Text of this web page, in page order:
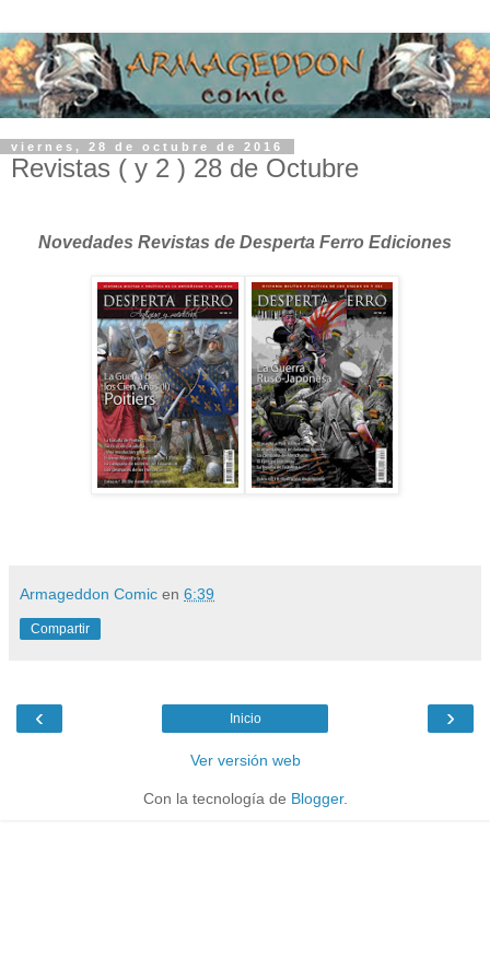
viernes, 28 de octubre de 2016
Revistas ( y 2 ) 28 de Octubre
Novedades Revistas de Desperta Ferro Ediciones
Armageddon Comic en 6:39
Compartir
‹ ›
Inicio
Ver versión web
Con la tecnología de Blogger.